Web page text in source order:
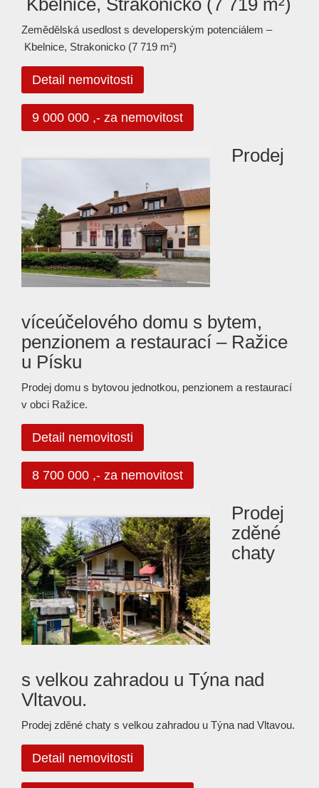
Kbelnice, Strakonicko (7 719 m²)
Zemědělská usedlost s developerským potenciálem –
Kbelnice, Strakonicko (7 719 m²)
Detail nemovitosti
9 000 000 ,- za nemovitost
Prodej
víceúčelového domu s bytem,
penzionem a restaurací – Ražice
u Písku
Prodej domu s bytovou jednotkou, penzionem a restaurací
v obci Ražice.
Detail nemovitosti
8 700 000 ,- za nemovitost
Prodej
zděné
chaty
s velkou zahradou u Týna nad
Vltavou.
Prodej zděné chaty s velkou zahradou u Týna nad Vltavou.
Detail nemovitosti